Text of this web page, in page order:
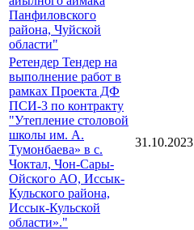
Панфиловского
района, Чуйской
области"
Ретендер Тендер на
выполнение работ в
рамках Проекта ДФ
ПСИ-3 по контракту
"Утепление столовой
школы им. А.
Тумонбаева» в с.
Чоктал, Чон-Сары-
Ойского АО, Иссык-
Кульского района,
Иссык-Кульской
области»."
31.10.2023